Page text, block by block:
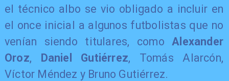
el técnico albo se vio obligado a incluir en
el once inicial a algunos futbolistas que no
venían siendo titulares, comoAlexander
Oroz, Daniel Gutiérrez, Tomás Alarcón,
Víctor Méndez y Bruno Gutiérrez.